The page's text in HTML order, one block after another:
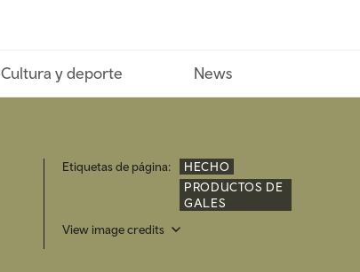
Cultura y deporte News
Etiquetas de página:
HECHO
PRODUCTOS DE
GALES
View image credits